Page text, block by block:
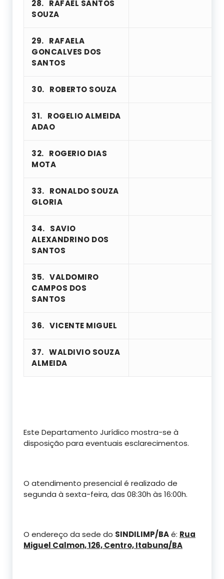
28. RAFAEL SANTOS
SOUZA
29. RAFAELA
GONCALVES DOS
SANTOS
30. ROBERTO SOUZA
31. ROGELIO ALMEIDA
ADAO
32. ROGERIO DIAS
MOTA
33. RONALDO SOUZA
GLORIA
34. SAVIO
ALEXANDRINO DOS
SANTOS
35. VALDOMIRO
CAMPOS DOS
SANTOS
36. VICENTE MIGUEL
37. WALDIVIO SOUZA
ALMEIDA
Este Departamento Jurídico mostra-se à
disposição para eventuais esclarecimentos.
O atendimento presencial é realizado de
segunda à sexta-feira, das 08:30h às 16:00h.
O endereço da sede do SINDILIMP/BAé: Rua
Miguel Calmon, 126, Centro, Itabuna/BA